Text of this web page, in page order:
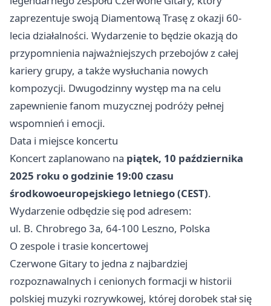
zaprezentuje swoją Diamentową Trasę z okazji 60-
lecia działalności. Wydarzenie to będzie okazją do
przypomnienia najważniejszych przebojów z całej
kariery grupy, a także wysłuchania nowych
kompozycji. Dwugodzinny występ ma na celu
zapewnienie fanom muzycznej podróży pełnej
wspomnień i emocji.
Data i miejsce koncertu
Koncert zaplanowano na piątek, 10 października
2025 roku o godzinie 19:00 czasu
środkowoeuropejskiego letniego (CEST).
Wydarzenie odbędzie się pod adresem:
ul. B. Chrobrego 3a, 64-100 Leszno, Polska
O zespole i trasie koncertowej
Czerwone Gitary to jedna z najbardziej
rozpoznawalnych i cenionych formacji w historii
polskiej muzyki rozrywkowej, której dorobek stał się